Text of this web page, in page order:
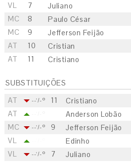
VL
7
Juliano
MC
8
Paulo César
MC
9
Jefferson Feijão
AT
10
Cristian
AT
11 Cristiano
SUBSTITUIÇÕES
AT
--'/-º 11
Cristiano
AT
Anderson Lobão
MC
--'/-º 9
Jefferson Feijão
VL
Edinho
VL
--'/-º 7
Juliano